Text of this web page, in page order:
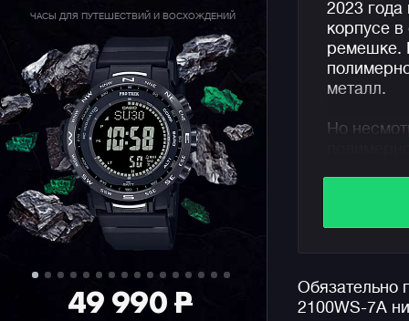
ЧАСЫ ДЛЯ ПУТЕШЕСТВИЙ И ВОСХОЖДЕНИЙ
49 990P
2023
корпусе
ремешке.
металл.
Но
Обязательно
2100WS-7A